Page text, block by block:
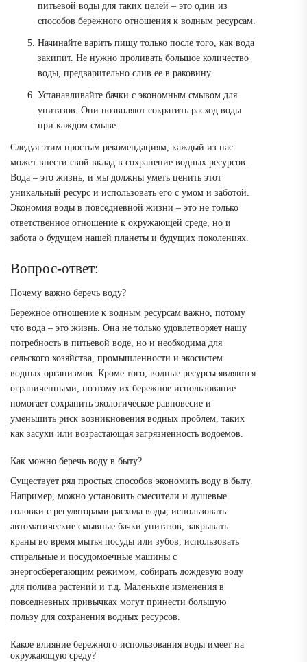
питьевой воды для таких целей – это один из
способов бережного отношения к водным ресурсам.
Начинайте варить пищу только после того, как вода
закипит. Не нужно проливать большое количество
воды, предварительно слив ее в раковину.
Устанавливайте бачки с экономным смывом для
унитазов. Они позволяют сократить расход воды
при каждом смыве.
Следуя этим простым рекомендациям, каждый из нас
может внести свой вклад в сохранение водных ресурсов.
Вода – это жизнь, и мы должны уметь ценить этот
уникальный ресурс и использовать его с умом и заботой.
Экономия воды в повседневной жизни – это не только
ответственное отношение к окружающей среде, но и
забота о будущем нашей планеты и будущих поколениях.
Вопрос-ответ:
Почему важно беречь воду?
Бережное отношение к водным ресурсам важно, потому
что вода – это жизнь. Она не только удовлетворяет нашу
потребность в питьевой воде, но и необходима для
сельского хозяйства, промышленности и экосистем
водных организмов. Кроме того, водные ресурсы являются
ограниченными, поэтому их бережное использование
помогает сохранить экологическое равновесие и
уменьшить риск возникновения водных проблем, таких
как засухи или возрастающая загрязненность водоемов.
Как можно беречь воду в быту?
Существует ряд простых способов экономить воду в быту.
Например, можно установить смесители и душевые
головки с регуляторами расхода воды, использовать
автоматические смывные бачки унитазов, закрывать
краны во время мытья посуды или зубов, использовать
стиральные и посудомоечные машины с
энергосберегающим режимом, собирать дождевую воду
для полива растений и т.д. Маленькие изменения в
повседневных привычках могут принести большую
пользу для сохранения водных ресурсов.
Какое влияние бережного использования воды имеет на
окружающую среду?